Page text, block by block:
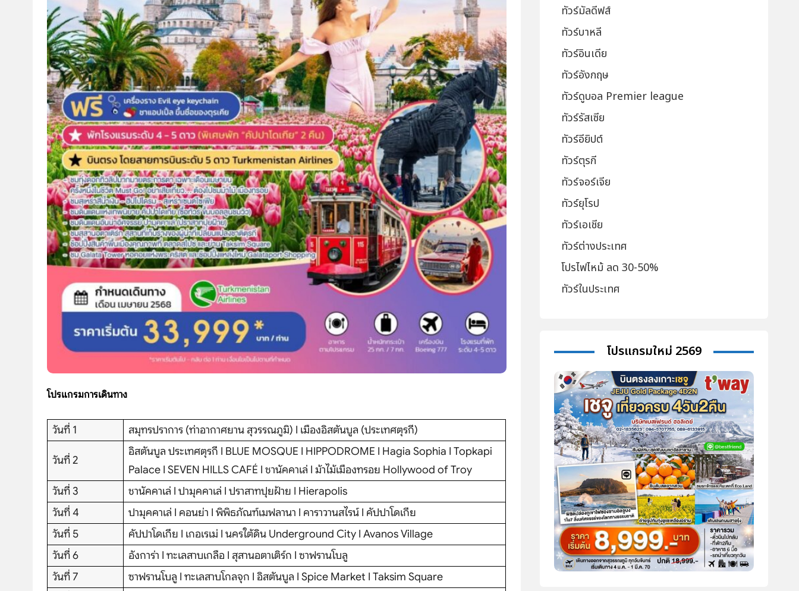
โปรแกรมการเดินทาง
วันที่ 1 สมุทรปราการ (ท่าอากาศยาน สุวรรณภูมิ) I เมืองอิสตันบูล (ประเทศตุรกี)
วันที่ 2
อิสตันบูล ประเทศตุรกี I BLUE MOSQUE I HIPPODROME I Hagia Sophia I Topkapi
Palace I SEVEN HILLS CAFÉ I ชานัคคาเล่ I ม้าไม้เมืองทรอย Hollywood of Troy
วันที่ 3
ชานัคคาเล่ I ปามุคคาเล่ I ปราสาทปุยฝ้าย I Hierapolis
วันที่ 4
ปามุคคาเล่ I คอนย่า I พิพิธภัณฑ์เมฟลานา I คาราวานสไรน์ I คัปปาโดเกีย
วันที่ 5
คัปปาโดเกีย I เกอเรเม่ I นครใต้ดิน Underground City I Avanos Village
วันที่ 6
อังการ่า I ทะเลสาบเกลือ I สุสานอตาเติร์ก I ซาฟรานโบลู
วันที่ 7
ซาฟรานโบลู I ทะเลสาบโกลจุก I อิสตันบูล I Spice Market I Taksim Square
ทัวร์มัลดีฟส์
ทัวร์บาหลี
ทัวร์อินเดีย
ทัวร์อังกฤษ
ทัวร์ดูบอล Premier league
ทัวร์รัสเซีย
ทัวร์อียิปต์
ทัวร์ตุรกี
ทัวร์จอร์เจีย
ทัวร์ยุโรป
ทัวร์เอเชีย
ทัวร์ต่างประเทศ
โปรไฟไหม้ ลด 30-50%
ทัวร์ในประเทศ
โปรแกรมใหม่ 2569